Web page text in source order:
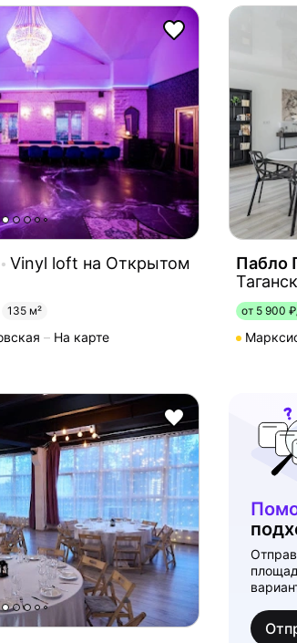
Vinyl loft на Открытом
135 м²
На карте
Пабло
от 5 900